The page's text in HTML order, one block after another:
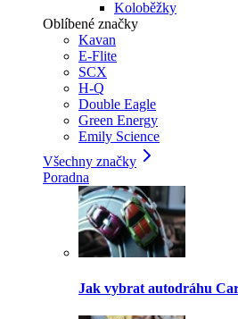
Koloběžky
Oblíbené značky
Kavan
E-Flite
SCX
H-Q
Double Eagle
Green Energy
Emily Science
Všechny značky
Poradna
Jak vybrat autodráhu